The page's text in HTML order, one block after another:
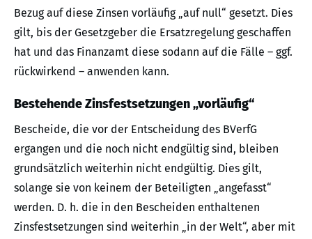
Bezug auf diese Zinsen vorläufig „auf null“ gesetzt. Dies
gilt, bis der Gesetzgeber die Ersatzregelung geschaffen
hat und das Finanzamt diese sodann auf die Fälle – ggf.
rückwirkend – anwenden kann.
Bestehende Zinsfestsetzungen „vorläufig“
Bescheide, die vor der Entscheidung des BVerfG
ergangen und die noch nicht endgültig sind, bleiben
grundsätzlich weiterhin nicht endgültig. Dies gilt,
solange sie von keinem der Beteiligten „angefasst“
werden. D. h. die in den Bescheiden enthaltenen
Zinsfestsetzungen sind weiterhin „in der Welt“, aber mit